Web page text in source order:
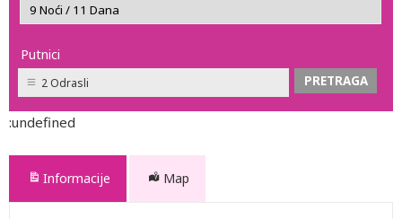
Putnici
2 Odrasli
:undefined
Informacije Map